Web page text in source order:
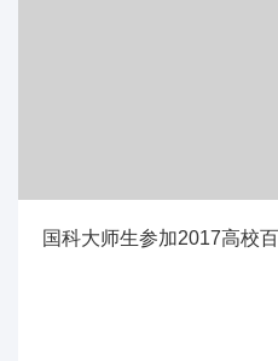
国科大师生参加2017高校